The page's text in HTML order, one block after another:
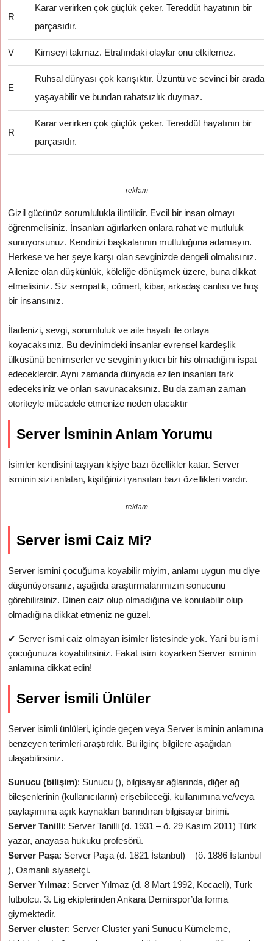
R
Karar verirken çok güçlük çeker. Tereddüt hayatının bir
parçasıdır.
V Kimseyi takmaz. Etrafındaki olaylar onu etkilemez.
E
Ruhsal dünyası çok karışıktır. Üzüntü ve sevinci bir arada
yaşayabilir ve bundan rahatsızlık duymaz.
R
Karar verirken çok güçlük çeker. Tereddüt hayatının bir
parçasıdır.
reklam
Gizil gücünüz sorumlulukla ilintilidir. Evcil bir insan olmayı
öğrenmelisiniz. İnsanları ağırlarken onlara rahat ve mutluluk
sunuyorsunuz. Kendinizi başkalarının mutluluğuna adamayın.
Herkese ve her şeye karşı olan sevginizde dengeli olmalısınız.
Ailenize olan düşkünlük, köleliğe dönüşmek üzere, buna dikkat
etmelisiniz. Siz sempatik, cömert, kibar, arkadaş canlısı ve hoş
bir insansınız.
İfadenizi, sevgi, sorumluluk ve aile hayatı ile ortaya
koyacaksınız. Bu devinimdeki insanlar evrensel kardeşlik
ülküsünü benimserler ve sevginin yıkıcı bir his olmadığını ispat
edeceklerdir. Aynı zamanda dünyada ezilen insanları fark
edeceksiniz ve onları savunacaksınız. Bu da zaman zaman
otoriteyle mücadele etmenize neden olacaktır
Server İsminin Anlam Yorumu
İsimler kendisini taşıyan kişiye bazı özellikler katar. Server
isminin sizi anlatan, kişiliğinizi yansıtan bazı özellikleri vardır.
reklam
Server İsmi Caiz Mi?
Server ismini çocuğuma koyabilir miyim, anlamı uygun mu diye
düşünüyorsanız, aşağıda araştırmalarımızın sonucunu
görebilirsiniz. Dinen caiz olup olmadığına ve konulabilir olup
olmadığına dikkat etmeniz ne güzel.
✔ Server ismi caiz olmayan isimler listesinde yok. Yani bu ismi
çocuğunuza koyabilirsiniz. Fakat isim koyarken Server isminin
anlamına dikkat edin!
Server İsmili Ünlüler
Server isimli ünlüleri, içinde geçen veya Server isminin anlamına
benzeyen terimleri araştırdık. Bu ilginç bilgilere aşağıdan
ulaşabilirsiniz.
Sunucu (bilişim): Sunucu (), bilgisayar ağlarında, diğer ağ
bileşenlerinin (kullanıcıların) erişebileceği, kullanımına ve/veya
paylaşımına açık kaynakları barındıran bilgisayar birimi.
Server Tanilli: Server Tanilli (d. 1931 – ö. 29 Kasım 2011) Türk
yazar, anayasa hukuku profesörü.
Server Paşa: Server Paşa (d. 1821 İstanbul) – (ö. 1886 İstanbul
), Osmanlı siyasetçi.
Server Yılmaz: Server Yılmaz (d. 8 Mart 1992, Kocaeli), Türk
futbolcu. 3. Lig ekiplerinden Ankara Demirspor’da forma
giymektedir.
Server cluster: Server Cluster yani Sunucu Kümeleme,